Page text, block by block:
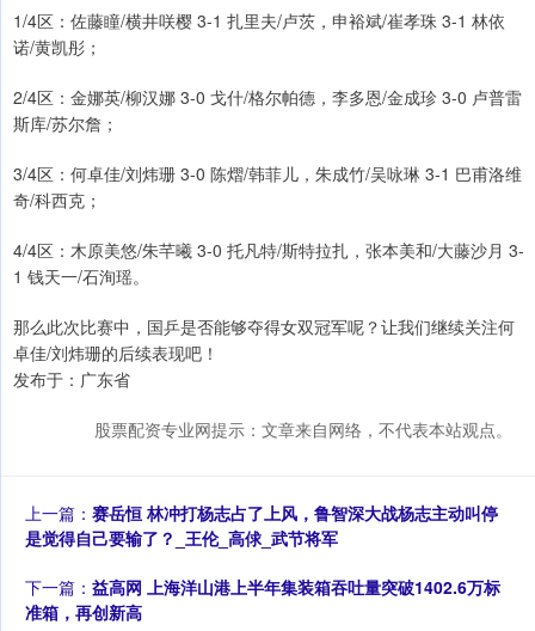
1/4区：佐藤瞳/横井咲樱 3-1 扎里夫/卢茨，申裕斌/崔孝珠 3-1 林依
诺/黄凯彤；
2/4区：金娜英/柳汉娜 3-0 戈什/格尔帕德，李多恩/金成珍 3-0 卢普雷
斯库/苏尔詹；
3/4区：何卓佳/刘炜珊 3-0 陈熠/韩菲儿，朱成竹/吴咏琳 3-1 巴甫洛维
奇/科西克；
4/4区：木原美悠/朱芊曦 3-0 托凡特/斯特拉扎，张本美和/大藤沙月 3-
1 钱天一/石洵瑶。
那么此次比赛中，国乒是否能够夺得女双冠军呢？让我们继续关注何
卓佳/刘炜珊的后续表现吧！
发布于：广东省
股票配资专业网提示：文章来自网络，不代表本站观点。
上一篇： 赛岳恒 林冲打杨志占了上风，鲁智深大战杨志主动叫停
是觉得自己要输了？_王伦_高俅_武节将军
下一篇： 益高网 上海洋山港上半年集装箱吞吐量突破1402.6万标
准箱，再创新高